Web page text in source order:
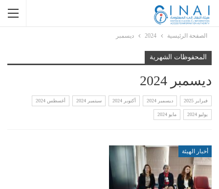
الصفحة الرئيسية 2024 ديسمبر
المحفوظات الشهرية
ديسمبر 2024
فبراير 2025 ديسمبر 2024 أكتوبر 2024 سبتمبر 2024 أغسطس 2024
يوليو 2024 مايو 2024
أخبار الهيئة